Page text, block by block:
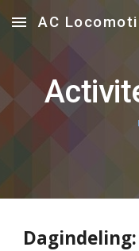
Skip to main content
AC
Dagindeling: